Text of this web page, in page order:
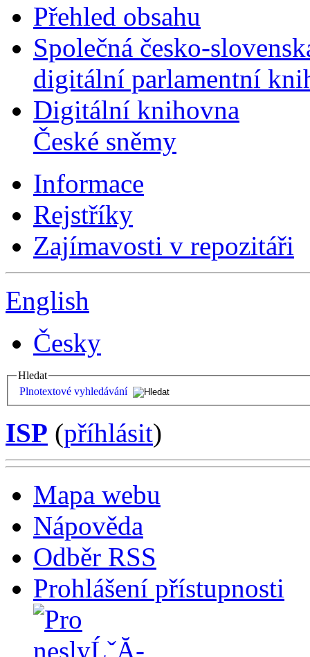
Přehled obsahu
Společná česko-
digitální parlamentní
Digitální knihovna
České sněmy
Informace
Rejstříky
Zajímavosti v repozitáři
English
Česky
Hledat
Plnotextové vyhledávání
ISP (příhlásit)
Mapa webu
Nápověda
Odběr RSS
Prohlášení přístupnosti